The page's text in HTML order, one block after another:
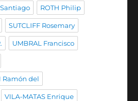
Santiago ROTH Philip
SUTCLIFF Rosemary
UMBRAL Francisco
Ramón del
VILA-MATAS Enrique